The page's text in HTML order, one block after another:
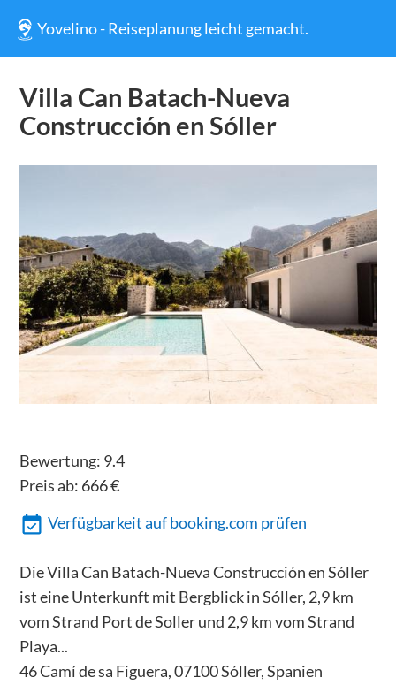
Yovelino - Reiseplanung leicht gemacht.
Villa Can Batach-Nueva
Construcción en Sóller
Bewertung: 9.4
Preis ab: 666€
Verfügbarkeit auf booking.com prüfen
Die Villa Can Batach-Nueva Construcción en Sóller
ist eine Unterkunft mit Bergblick in Sóller, 2,9 km
vom Strand Port de Soller und 2,9 km vom Strand
Playa...
46 Camí de sa Figuera, 07100 Sóller, Spanien